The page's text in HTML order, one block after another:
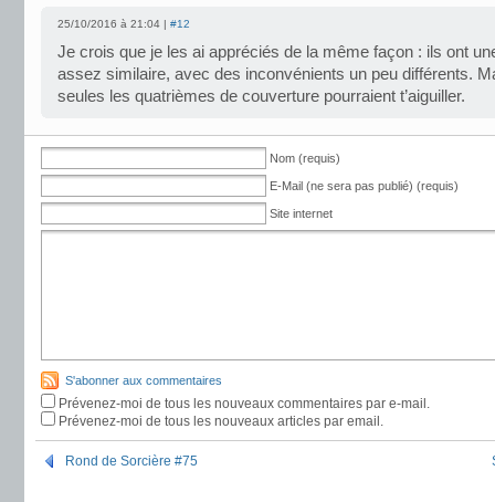
25/10/2016 à 21:04 | #12
Je crois que je les ai appréciés de la même façon : ils ont
assez similaire, avec des inconvénients un peu différents.
seules les quatrièmes de couverture pourraient t’aiguiller.
Nom (requis)
E-Mail (ne sera pas publié) (requis)
Site internet
S'abonner aux commentaires
Prévenez-moi de tous les nouveaux commentaires par e-mail.
Prévenez-moi de tous les nouveaux articles par email.
Rond de Sorcière #75